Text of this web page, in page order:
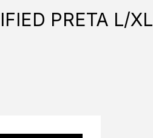
PRETA L/XL